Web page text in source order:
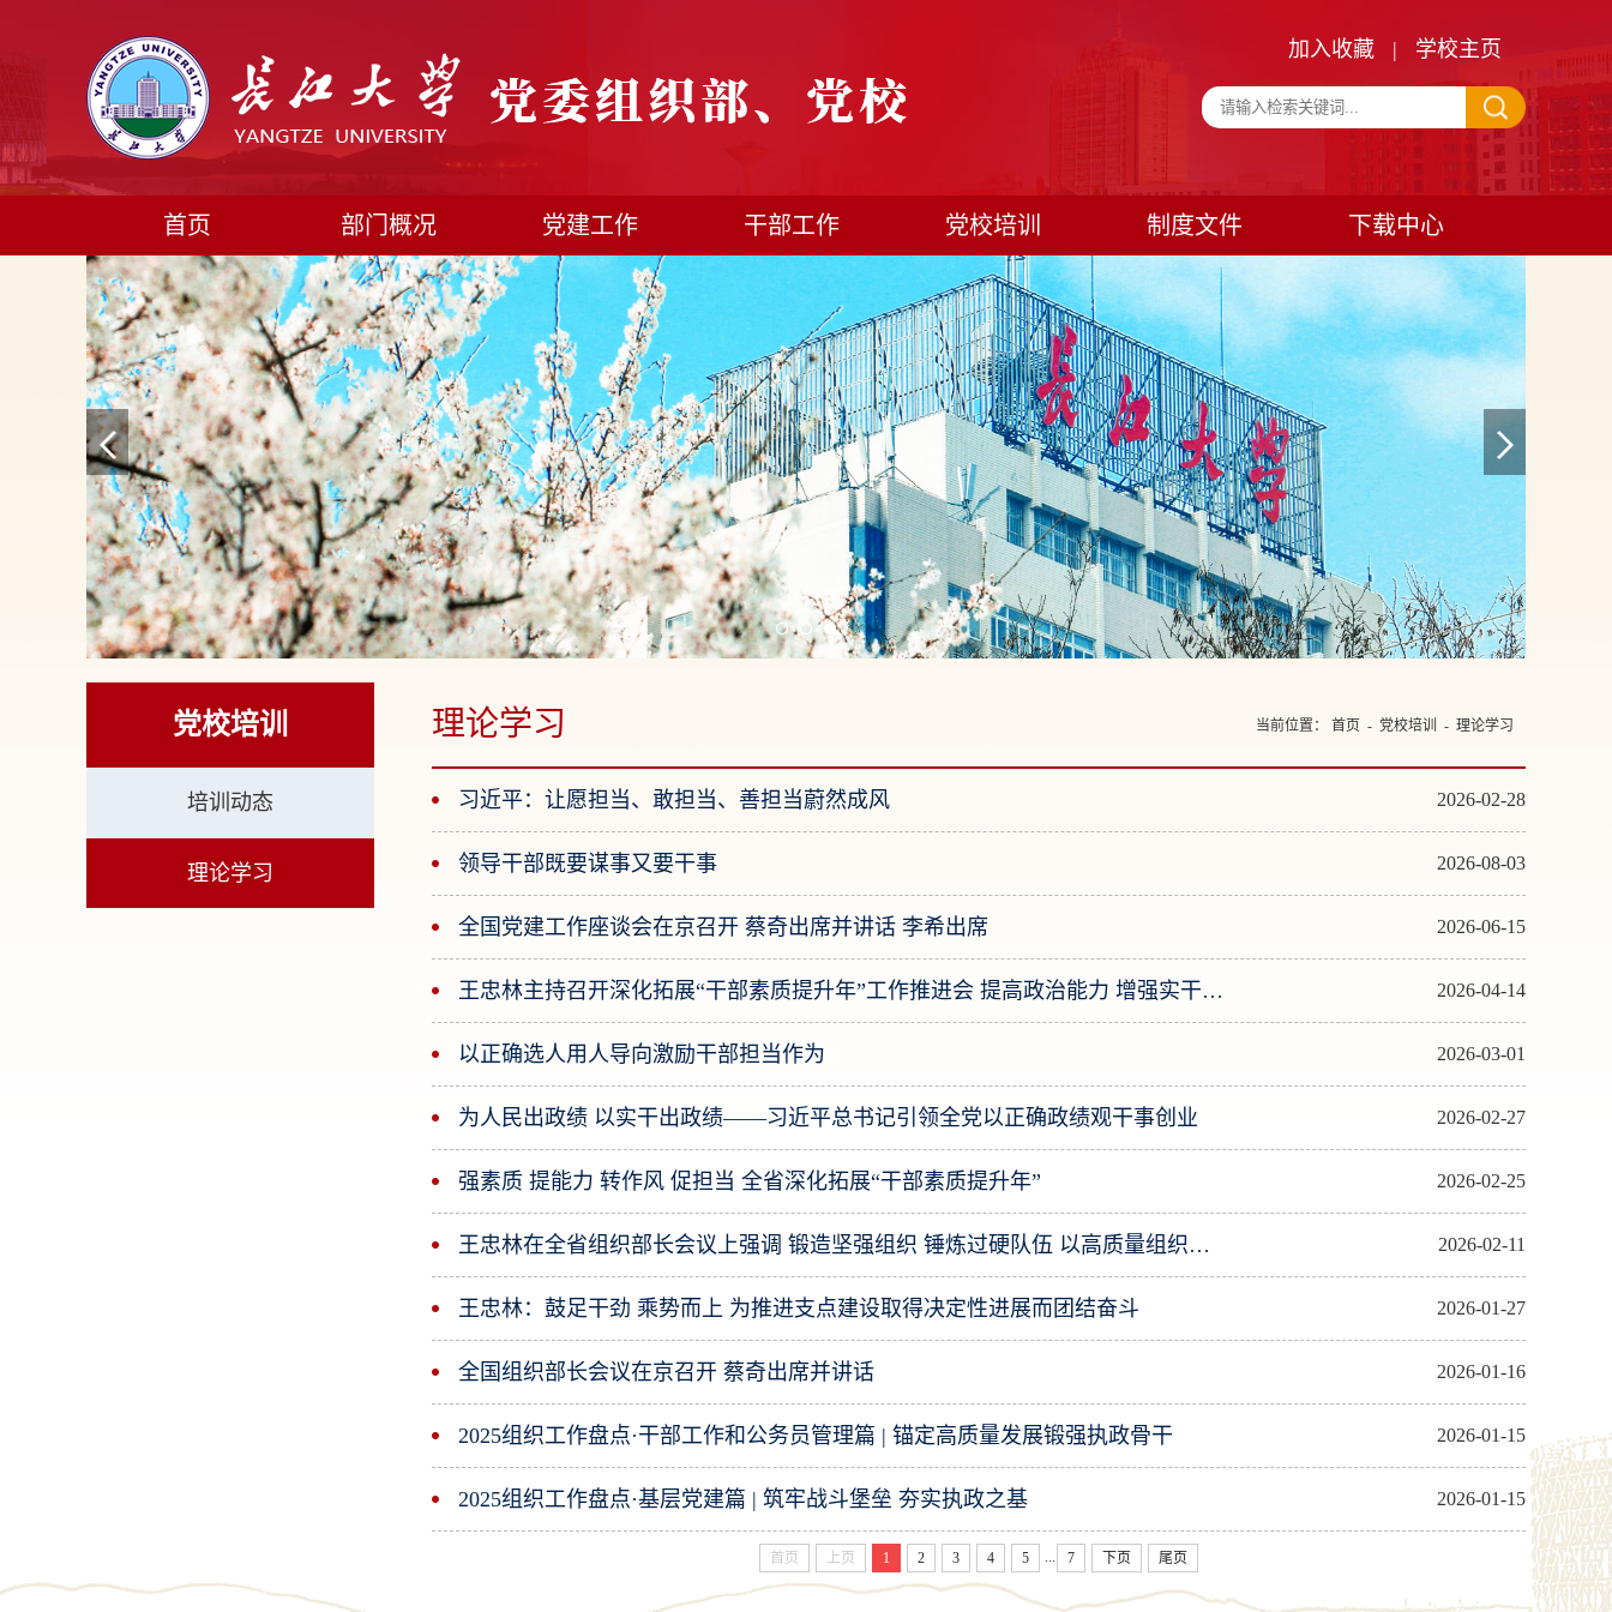
加入收藏 | 学校主页
首页 部门概况 党建工作 干部工作 党校培训 制度文件 下载中心
党校培训
培训动态
理论学习
理论学习 当前位置： 首页 - 党校培训 - 理论学习
习近平：让愿担当、敢担当、善担当蔚然成风 2026-02-28
领导干部既要谋事又要干事 2026-08-03
全国党建工作座谈会在京召开 蔡奇出席并讲话 李希出席 2026-06-15
王忠林主持召开深化拓展“干部素质提升年”工作推进会 提高政治能力 增强实干本领 以过硬干部队伍为支点建设提供坚强保障 2026-04-14
以正确选人用人导向激励干部担当作为 2026-03-01
为人民出政绩 以实干出政绩——习近平总书记引领全党以正确政绩观干事创业 2026-02-27
强素质 提能力 转作风 促担当 全省深化拓展“干部素质提升年” 2026-02-25
王忠林在全省组织部长会议上强调 锻造坚强组织 锤炼过硬队伍 以高质量组织工作推动支点建设取得决定性进展 2026-02-11
王忠林：鼓足干劲 乘势而上 为推进支点建设取得决定性进展而团结奋斗 2026-01-27
全国组织部长会议在京召开 蔡奇出席并讲话 2026-01-16
2025组织工作盘点·干部工作和公务员管理篇 | 锚定高质量发展锻强执政骨干 2026-01-15
2025组织工作盘点·基层党建篇 | 筑牢战斗堡垒 夯实执政之基 2026-01-15
首页 上页 1 2 3 4 5 7 下页 尾页